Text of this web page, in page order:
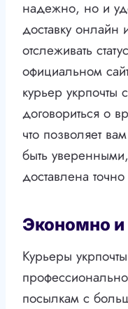
надежно, но и
доставку онлайн
отслеживать
официальном
курьер укрпочты
договориться о
что позволяет
быть
доставлена
Экономно и
Курьеры
посылкам с